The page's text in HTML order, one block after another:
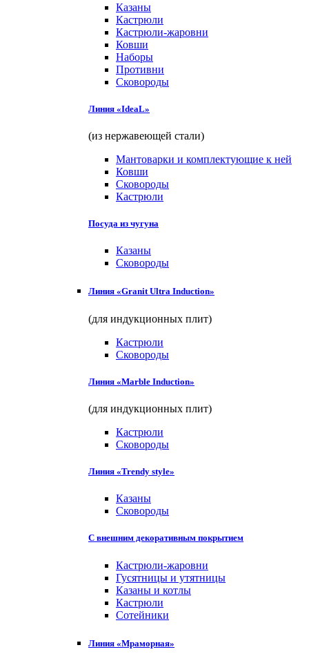
Казаны
Кастрюли
Кастрюли-жаровни
Ковши
Наборы
Противни
Сковороды
Линия «IdeaL»
(из нержавеющей стали)
Мантоварки и комплектующие к ней
Ковши
Сковороды
Кастрюли
Посуда из чугуна
Казаны
Сковороды
Линия «Granit Ultra Induction»
(для индукционных плит)
Кастрюли
Сковороды
Линия «Marble Induction»
(для индукционных плит)
Кастрюли
Сковороды
Линия «Trendy style»
Казаны
Сковороды
С внешним декоративным покрытием
Кастрюли-жаровни
Гусятницы и утятницы
Казаны и котлы
Кастрюли
Сотейники
Линия «Мраморная»